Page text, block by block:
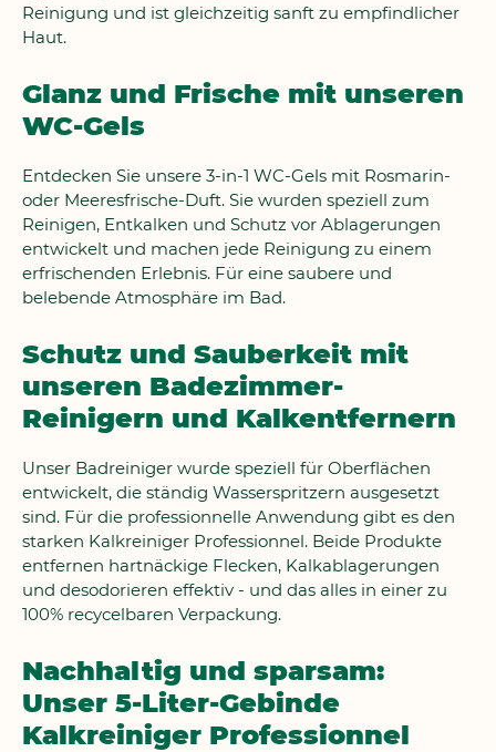
Reinigung und ist gleichzeitig sanft zu empfindlicher
Haut.
Glanz und Frische mit unseren
WC-Gels
Entdecken Sie unsere 3-in-1 WC-Gels mit Rosmarin-
oder Meeresfrische-Duft. Sie wurden speziell zum
Reinigen, Entkalken und Schutz vor Ablagerungen
entwickelt und machen jede Reinigung zu einem
erfrischenden Erlebnis. Für eine saubere und
belebende Atmosphäre im Bad.
Schutz und Sauberkeit mit
unseren Badezimmer-
Reinigern und Kalkentfernern
Unser Badreiniger wurde speziell für Oberflächen
entwickelt, die ständig Wasserspritzern ausgesetzt
sind. Für die professionnelle Anwendung gibt es den
starken Kalkreiniger Professionnel. Beide Produkte
entfernen hartnäckige Flecken, Kalkablagerungen
und desodorieren effektiv - und das alles in einer zu
100% recycelbaren Verpackung.
Nachhaltig und sparsam:
Unser 5-Liter-Gebinde
Kalkreiniger Professionnel